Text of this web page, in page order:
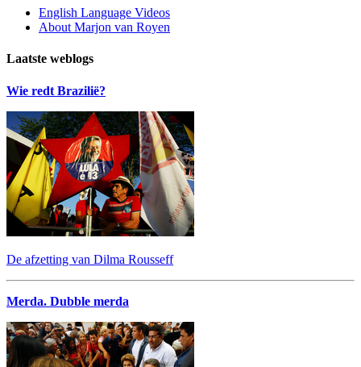
English Language Videos
About Marjon van Royen
Laatste weblogs
Wie redt Brazilië?
De afzetting van Dilma Rousseff
Merda. Dubble merda